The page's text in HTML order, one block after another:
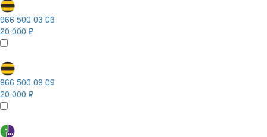
966 500 03 03
20 000 ₽
966 500 09 09
20 000 ₽